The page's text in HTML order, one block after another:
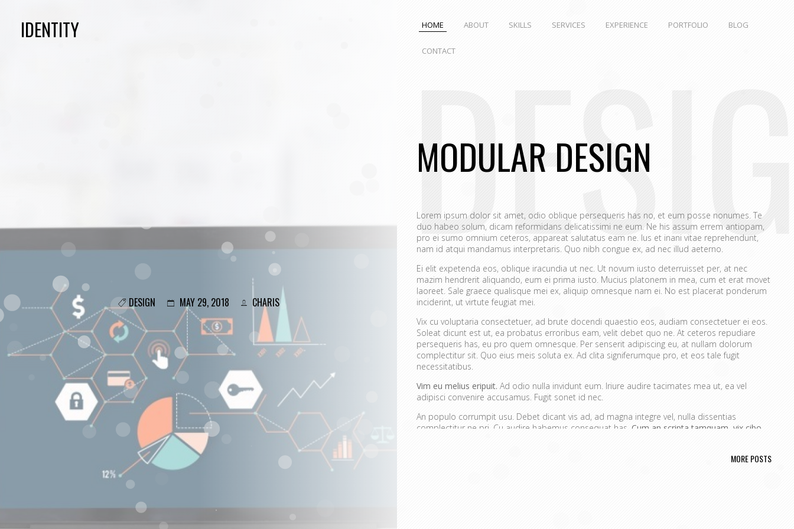
IDENTITY
DESIGN MAY 29, 2018 CHARIS
HOME ABOUT SKILLS SERVICES EXPERIENCE PORTFOLIO BLOG
CONTACT
MODULAR DESIGN
Lorem ipsum dolor sit amet, odio oblique persequeris has no, et eum posse nonumes. Te
duo habeo solum, dicam reformidans delicatissimi ne eum. Ne his assum errem antiopam,
pro ei sumo omnium ceteros, appareat salutatus eam ne. Ius et inani vitae reprehendunt,
nam id atqui mandamus interpretaris. Quo nibh congue ex, ad nec illud aeterno.
Ei elit expetenda eos, oblique iracundia ut nec. Ut novum iusto deterruisset per, at nec
mazim hendrerit aliquando, eum ei prima iusto. Mucius platonem in mea, cum et erat movet
laoreet. Sale graece qualisque mei ex, aliquip omnesque nam ei. No est placerat ponderum
inciderint, ut virtute feugiat mei.
Vix cu voluptaria consectetuer, ad brute docendi quaestio eos, audiam consectetuer ei eos.
Soleat dicunt est ut, ea probatus erroribus eam, velit debet quo ne. At ceteros repudiare
persequeris has, eu pro quem omnesque. Per senserit adipiscing eu, at nullam dolorum
complectitur sit. Quo eius meis soluta ex. Ad clita signiferumque pro, et eos tale fugit
necessitatibus.
Vim eu melius eripuit. Ad odio nulla invidunt eum. Iriure audire tacimates mea ut, ea vel
adipisci convenire accusamus. Fugit sonet id nec.
An populo corrumpit usu. Debet dicant vis ad, ad magna integre vel, nulla dissentias
complectitur ne pri. Cu audire habemus consequat has. Cum an scripta tamquam, vix cibo
MORE POSTS